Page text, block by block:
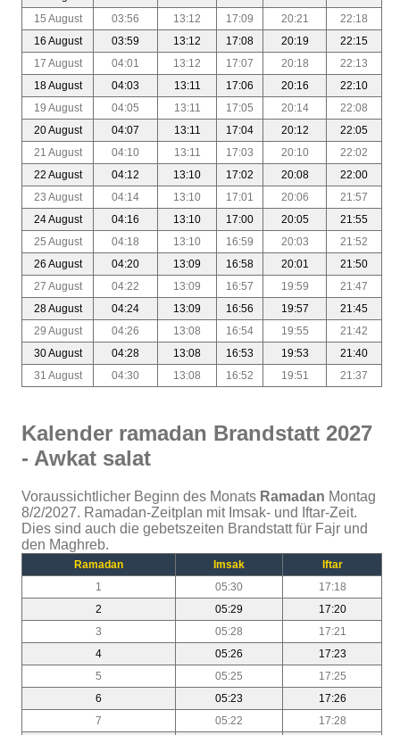
15 August
03:56 13:12 17:09 20:21
22:18
16 August
03:59 13:12 17:08 20:19
22:15
17 August
04:01 13:12 17:07 20:18
22:13
18 August
04:03 13:11 17:06 20:16
22:10
19 August
04:05 13:11 17:05 20:14
22:08
20 August
04:07 13:11 17:04 20:12
22:05
21 August
04:10 13:11 17:03 20:10
22:02
22 August
04:12 13:10 17:02 20:08
22:00
23 August
04:14 13:10 17:01 20:06
21:57
24 August
04:16 13:10 17:00 20:05
21:55
25 August
04:18 13:10 16:59 20:03
21:52
26 August
04:20 13:09 16:58 20:01
21:50
27 August
04:22 13:09 16:57 19:59
21:47
28 August
04:24 13:09 16:56 19:57
21:45
29 August
04:26 13:08 16:54 19:55
21:42
30 August
04:28 13:08 16:53 19:53
21:40
31 August
04:30 13:08 16:52 19:51 21:37
Kalender ramadan Brandstatt 2027
- Awkat salat
Voraussichtlicher Beginn des Monats Ramadan Montag
8/2/2027. Ramadan-Zeitplan mit Imsak- und Iftar-Zeit.
Dies sind auch die gebetszeiten Brandstatt für Fajr und
den Maghreb.
Ramadan Imsak
Iftar
1
05:30
17:18
2
05:29
17:20
3
05:28
17:21
4
05:26
17:23
5
05:25
17:25
6
05:23
17:26
7
05:22
17:28